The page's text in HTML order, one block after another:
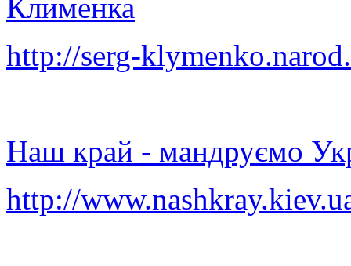
Клименка
http://serg-
Наш край - мандруємо
http://